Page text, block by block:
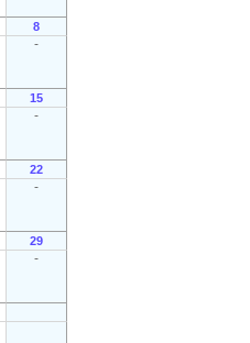
8
-
15
-
22
-
29
-